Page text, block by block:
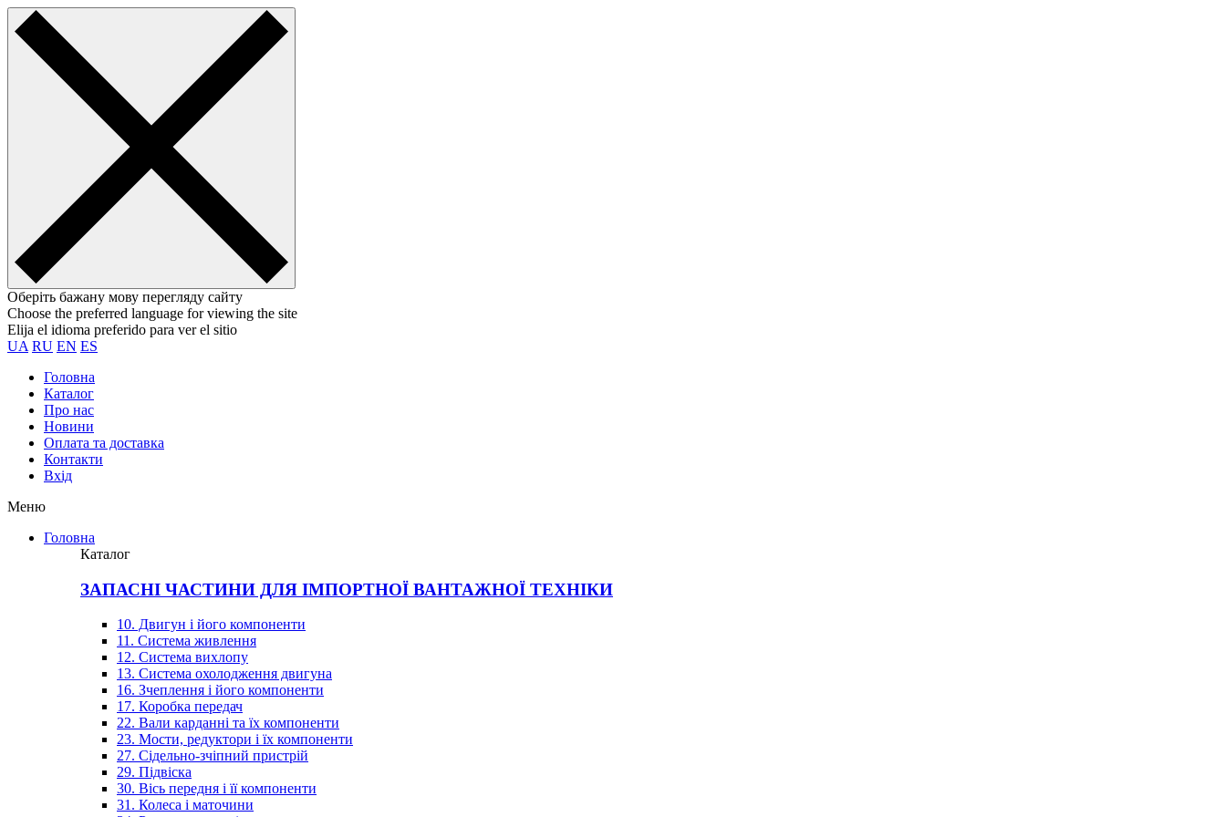
Оберіть бажану мову перегляду сайту
Choose the preferred language for viewing the site
Elija el idioma preferido para ver el sitio
UA RU EN ES
Головна
Каталог
Про нас
Новини
Оплата та доставка
Контакти
Вхiд
Меню
Головна
Каталог
ЗАПАСНІ ЧАСТИНИ ДЛЯ ІМПОРТНОЇ ВАНТАЖНОЇ ТЕХНІКИ
10. Двигун і його компоненти
11. Система живлення
12. Система вихлопу
13. Система охолодження двигуна
16. Зчеплення і його компоненти
17. Коробка передач
22. Вали карданні та їх компоненти
23. Мости, редуктори і їх компоненти
27. Сідельно-зчіпний пристрій
29. Підвіска
30. Вісь передня і її компоненти
31. Колеса і маточини